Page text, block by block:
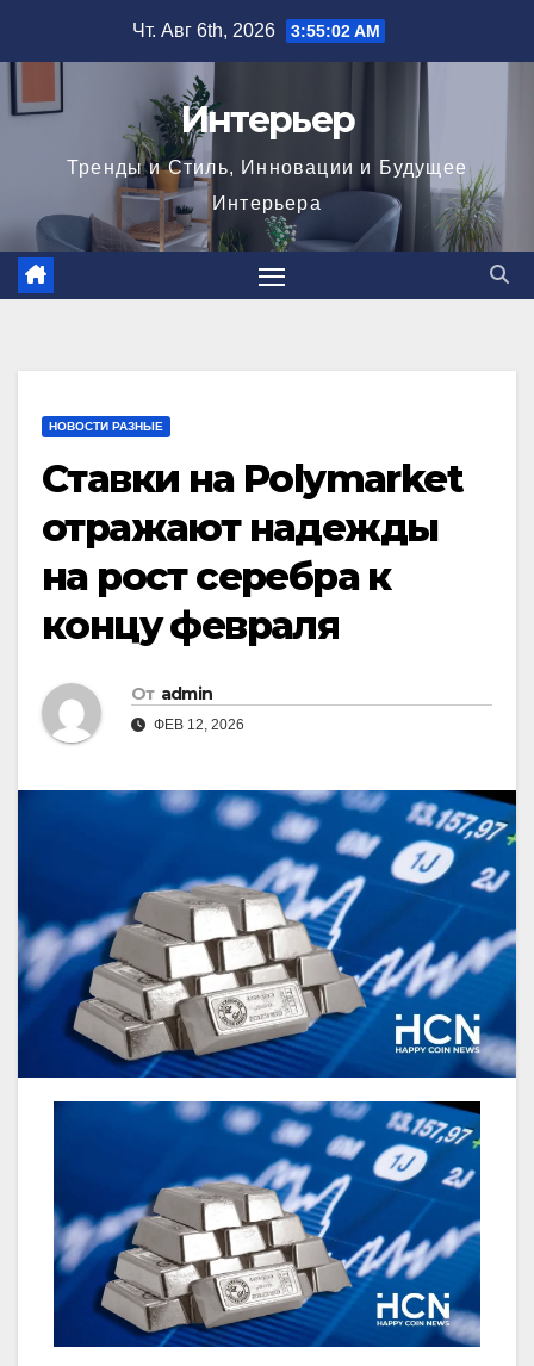
Чт. Авг 6th, 2026 3:55:03 AM
Интерьер
Тренды и Стиль, Инновации и Будущее
Интерьера
НОВОСТИ РАЗНЫЕ
Ставки на Polymarket
отражают надежды
на рост серебра к
концу февраля
От admin
ФЕВ 12, 2026